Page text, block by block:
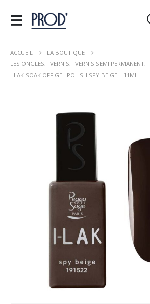
ACCUEIL
LA BOUTIQUE
LES ONGLES, VERNIS, VERNIS SEMI PERMANENT,
I-LAK SOAK OFF GEL POLISH SPY BEIGE – 11ML